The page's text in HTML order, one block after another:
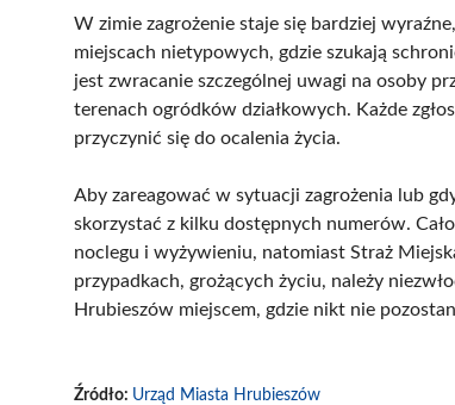
W zimie zagrożenie staje się bardziej
miejscach nietypowych, gdzie szukają
jest zwracanie szczególnej uwagi na osoby
terenach ogródków działkowych. Każde
przyczynić się do ocalenia życia.
Aby zareagować w sytuacji zagrożenia lub
skorzystać z kilku dostępnych numerów.
noclegu i wyżywieniu, natomiast Straż
przypadkach, grożących życiu, należy
Hrubieszów miejscem, gdzie nikt nie
Źródło: Urząd Miasta Hrubieszów